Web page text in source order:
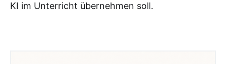
KI im Unterricht übernehmen soll.